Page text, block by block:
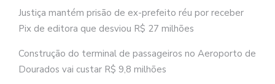
Justiça mantém prisão de ex-prefeito réu por receber
Pix de editora que desviou R$ 27 milhões
Construção do terminal de passageiros no Aeroporto de
Dourados vai custar R$ 9,8 milhões